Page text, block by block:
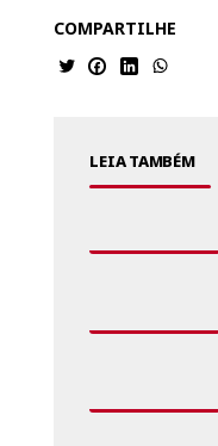
COMPARTILHE
LEIA TAMBÉM